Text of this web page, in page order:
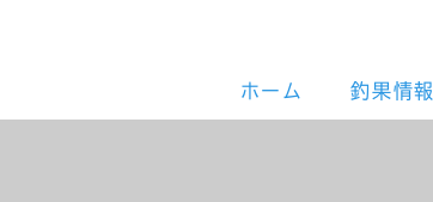
ホーム 釣果情報